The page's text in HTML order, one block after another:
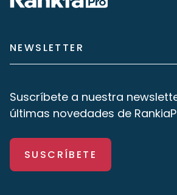
NEWSLETTER
Suscríbete a nuestra
últimas novedades de
SUSCRÍBETE